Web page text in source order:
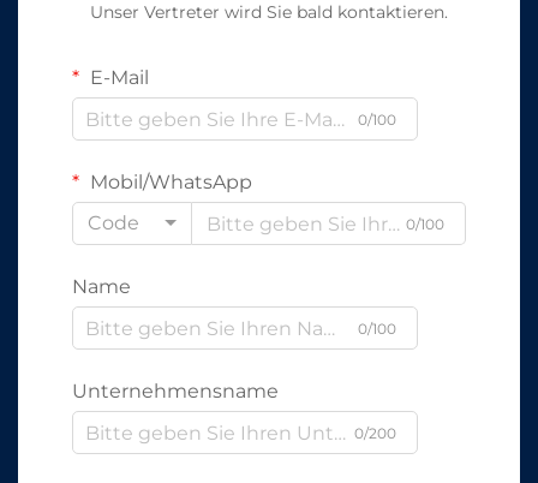
Unser Vertreter wird Sie bald kontaktieren.
E-Mail
0/100
Mobil/WhatsApp
Code
0/100
Name
0/100
Unternehmensname
0/200